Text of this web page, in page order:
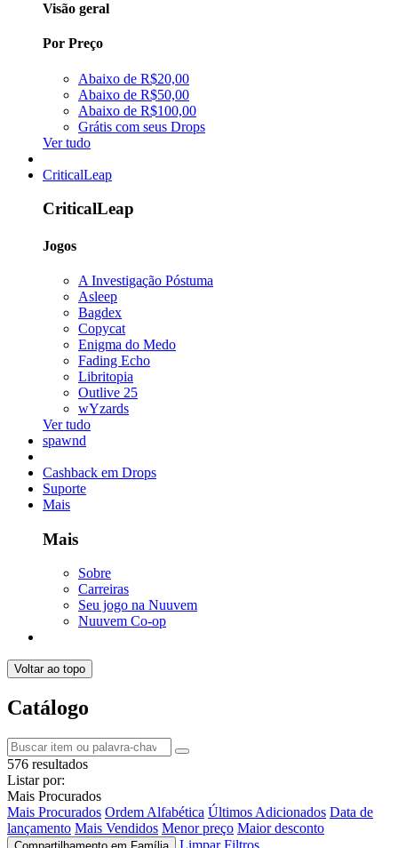
Visão geral
Por Preço
Abaixo de R$20,00
Abaixo de R$50,00
Abaixo de R$100,00
Grátis com seus Drops
Ver tudo
CriticalLeap
CriticalLeap
Jogos
A Investigação Póstuma
Asleep
Bagdex
Copycat
Enigma do Medo
Fading Echo
Libritopia
Outlive 25
wYzards
Ver tudo
spawnd
Cashback em Drops
Suporte
Mais
Mais
Sobre
Carreiras
Seu jogo na Nuuvem
Nuuvem Co-op
Voltar ao topo
Catálogo
576 resultados
Listar por:
Mais Procurados
Mais Procurados Ordem Alfabética Últimos Adicionados Data de
lançamento Mais Vendidos Menor preço Maior desconto